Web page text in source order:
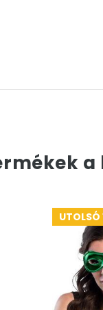
UTOLSÓ